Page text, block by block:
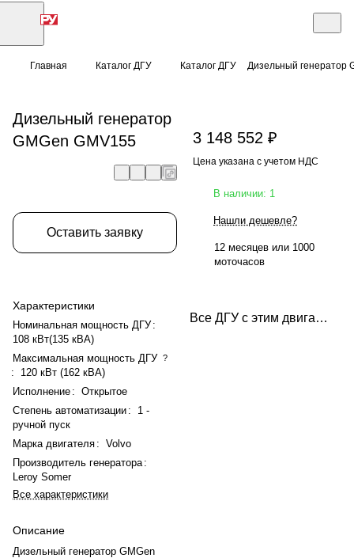
Главная Каталог ДГУ Каталог ДГУ Дизельный генератор
Дизельный генератор
GMGen GMV155
Оставить заявку
Характеристики
Номинальная мощность ДГУ :
108 кВт(135 кВА)
Максимальная мощность ДГУ ?
:
120 кВт (162 кВА)
Исполнение : Открытое
Степень автоматизации :
1 -
ручной пуск
Марка двигателя : Volvo
Производитель генератора :
Leroy Somer
Все характеристики
Описание
Дизельный генератор GMGen
3 148 552 ₽
Цена указана с учетом НДС
В наличии: 1
Нашли дешевле?
12 месяцев или 1000
моточасов
Все ДГУ с этим двигателем